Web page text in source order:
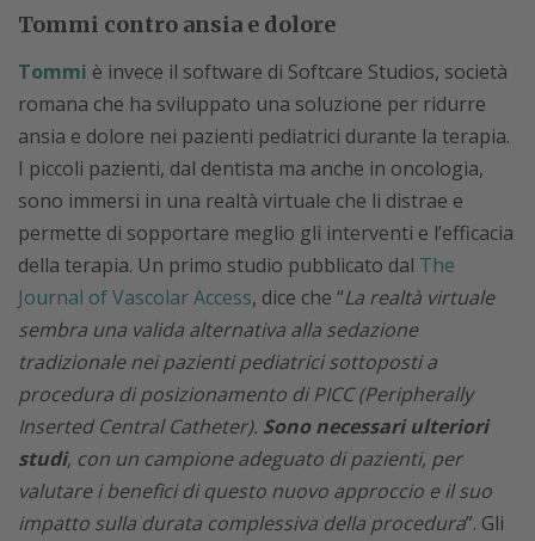
Tommi contro ansia e dolore
Tommi è invece il software di Softcare Studios, società
romana che ha sviluppato una soluzione per ridurre
ansia e dolore nei pazienti pediatrici durante la terapia.
I piccoli pazienti, dal dentista ma anche in oncologia,
sono immersi in una realtà virtuale che li distrae e
permette di sopportare meglio gli interventi e l’efficacia
della terapia. Un primo studio pubblicato dal The
Journal of Vascolar Access, dice che “La realtà virtuale
sembra una valida alternativa alla sedazione
tradizionale nei pazienti pediatrici sottoposti a
procedura di posizionamento di PICC (Peripherally
Inserted Central Catheter). Sono necessari ulteriori
studi, con un campione adeguato di pazienti, per
valutare i benefici di questo nuovo approccio e il suo
impatto sulla durata complessiva della procedura”. Gli